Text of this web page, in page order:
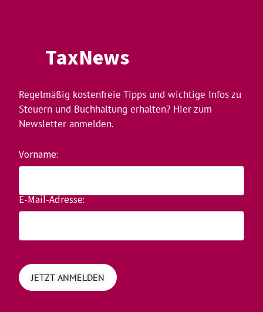
TaxNews
Regelmäßig kostenfreie Tipps und wichtige Infos zu
Steuern und Buchhaltung erhalten? Hier zum
Newsletter anmelden.
Vorname:
E-Mail-Adresse: